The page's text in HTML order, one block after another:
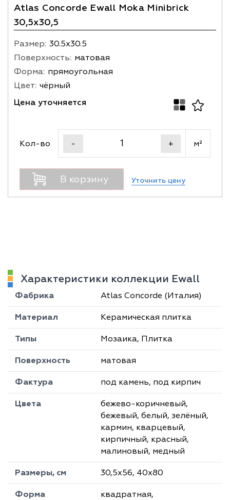
Atlas Concorde Ewall Moka Minibrick
30,5x30,5
Размер: 30.5х30.5
Поверхность: матовая
Форма: прямоугольная
Цвет: чёрный
Цена уточняется
Кол-во - + м²
В корзину Уточнить цену
Характеристики коллекции Ewall
Фабрика Atlas Concorde (Италия)
Материал Керамическая плитка
Типы Мозаика, Плитка
Поверхность матовая
Фактура под камень, под кирпич
Цвета
бежево-коричневый,
бежевый, белый, зелёный,
кармин, кварцевый,
кирпичный, красный,
малиновый, медный
Размеры, см 30,5х56, 40х80
Форма
квадратная,